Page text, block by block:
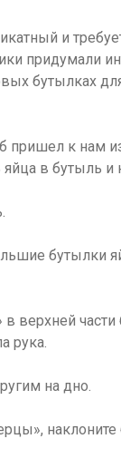
и
придумали
бутылках
пришел к нам
в бутыль и
верхней
рука.
на дно.